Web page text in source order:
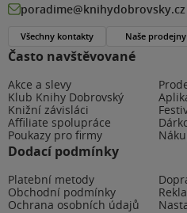
Často navštěvované
Akce a slevy
Klub Knihy Dobrovský
Knižní závisláci
Affiliate spolupráce
Poukazy pro firmy
Dodací podmínky
Platební metody
Obchodní podmínky
Ochrana osobních údajů
poradime@knihydobrovsky.cz
Všechny kontakty Naše prodejny